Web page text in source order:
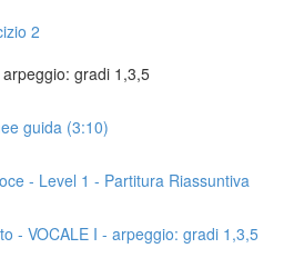
2
gradi 1,3,5
guida (3:10)
- Level 1 - Partitura Riassuntiva
- VOCALE I - arpeggio: gradi 1,3,5